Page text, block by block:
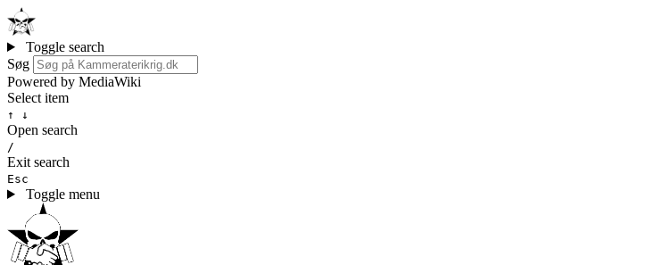
Toggle search
Søg
Powered by MediaWiki
Select item
↑ ↓
Open search
/
Exit search
Esc
Toggle menu